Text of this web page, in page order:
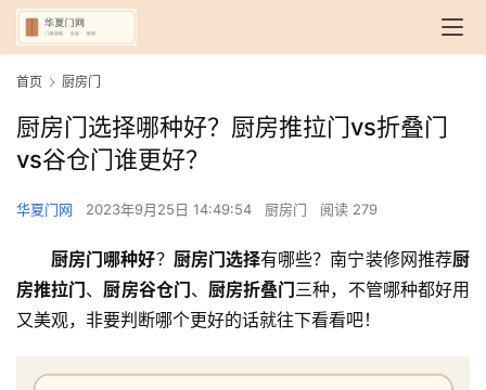
首页 厨房门
厨房门选择哪种好？厨房推拉门vs折叠门
vs谷仓门谁更好？
华夏门网 2023年9月25日 14:49:54 厨房门 阅读 279
厨房门哪种好？ 厨房门选择有哪些？南宁装修网推荐厨
房推拉门 、厨房谷仓门 、 厨房折叠门 三种，不管哪种都好用
又美观，非要判断哪个更好的话就往下看看吧！